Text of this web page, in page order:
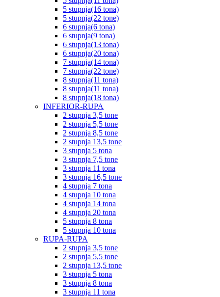
5 stupnja(16 tona)
5 stupnja(22 tone)
6 stupnja(6 tona)
6 stupnja(9 tona)
6 stupnja(13 tona)
6 stupnja(20 tona)
7 stupnja(14 tona)
7 stupnja(22 tone)
8 stupnja(11 tona)
8 stupnja(11 tona)
8 stupnja(18 tona)
INFERIOR-RUPA
2 stupnja 3,5 tone
2 stupnja 5,5 tone
2 stupnja 8,5 tone
2 stupnja 13,5 tone
3 stupnja 5 tona
3 stupnja 7,5 tone
3 stupnja 11 tona
3 stupnja 16,5 tone
4 stupnja 7 tona
4 stupnja 10 tona
4 stupnja 14 tona
4 stupnja 20 tona
5 stupnja 8 tona
5 stupnja 10 tona
RUPA-RUPA
2 stupnja 3,5 tone
2 stupnja 5,5 tone
2 stupnja 13,5 tone
3 stupnja 5 tona
3 stupnja 8 tona
3 stupnja 11 tona